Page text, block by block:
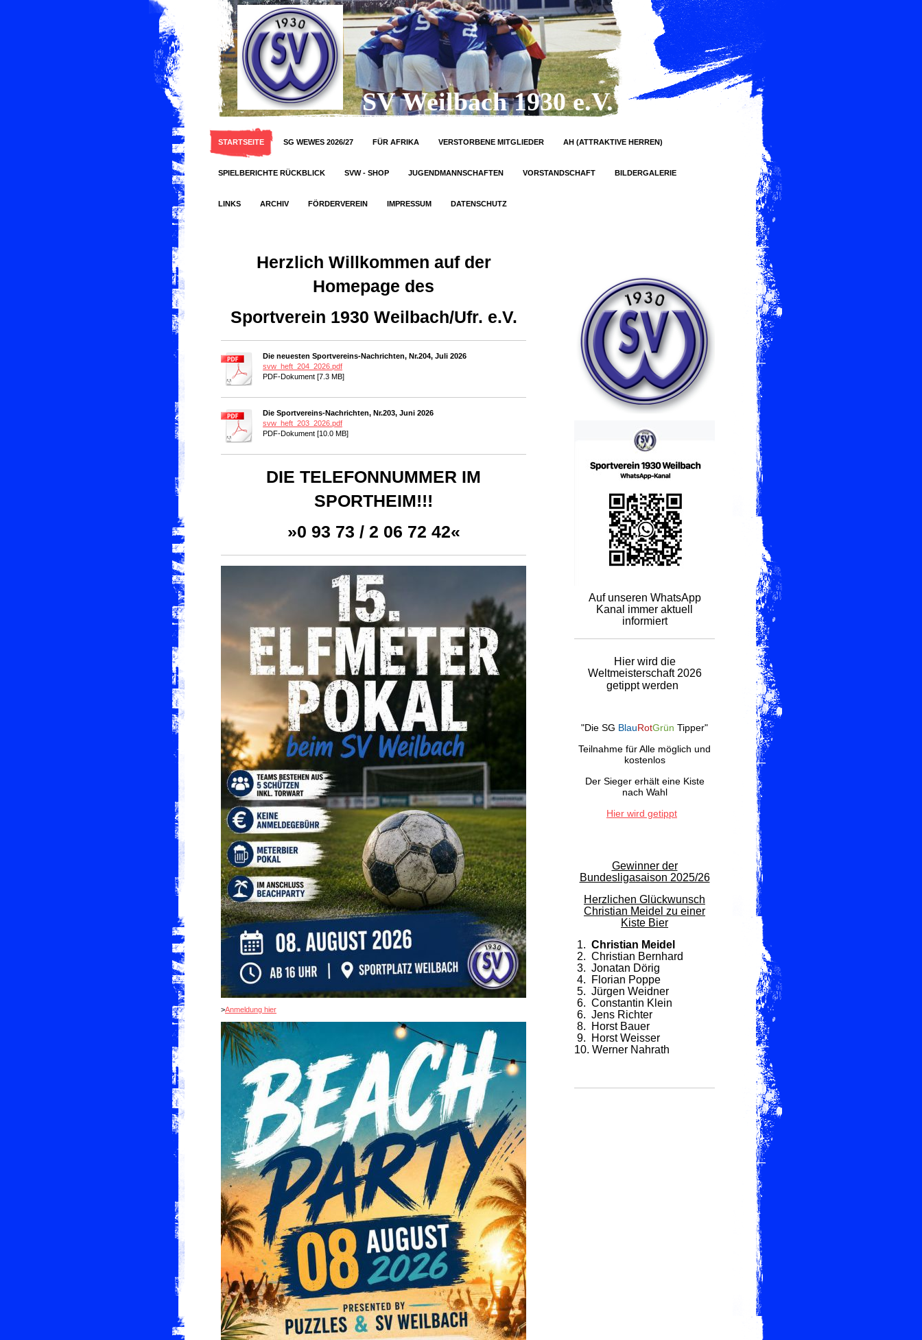
SV Weilbach 1930 e.V.
STARTSEITE SG WEWES 2026/27 FÜR AFRIKA VERSTORBENE MITGLIEDER AH (ATTRAKTIVE HERREN)
SPIELBERICHTE RÜCKBLICK SVW - SHOP JUGENDMANNSCHAFTEN VORSTANDSCHAFT BILDERGALERIE
LINKS ARCHIV FÖRDERVEREIN IMPRESSUM DATENSCHUTZ
Herzlich Willkommen auf der
Homepage des
Sportverein 1930 Weilbach/Ufr. e.V.
Die neuesten Sportvereins-Nachrichten, Nr.204, Juli 2026
svw_heft_204_2026.pdf
PDF-Dokument [7.3 MB]
Die Sportvereins-Nachrichten, Nr.203, Juni 2026
svw_heft_203_2026.pdf
PDF-Dokument [10.0 MB]
DIE TELEFONNUMMER IM
SPORTHEIM!!!
»0 93 73 / 2 06 72 42«
>Anmeldung hier
Auf unseren WhatsApp
Kanal immer aktuell
informiert
Hier wird die
Weltmeisterschaft 2026
getippt werden
"Die SG BlauRotGrün Tipper"
Teilnahme für Alle möglich und
kostenlos
Der Sieger erhält eine Kiste
nach Wahl
Hier wird getippt
Gewinner der
Bundesligasaison 2025/26
Herzlichen Glückwunsch
Christian Meidel zu einer
Kiste Bier
1. Christian Meidel
2. Christian Bernhard
3. Jonatan Dörig
4. Florian Poppe
5. Jürgen Weidner
6. Constantin Klein
6. Jens Richter
8. Horst Bauer
9. Horst Weisser
10. Werner Nahrath